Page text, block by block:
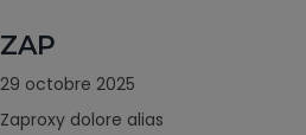
ZAP
29 octobre 2025
Zaproxy dolore alias